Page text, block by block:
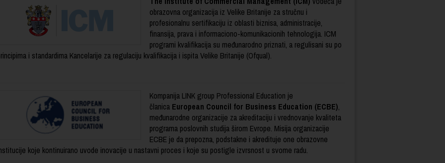
obrazovna organizacija iz Velike Britanije za stručnu i
profesionalnu sertifikaciju iz oblasti biznisa, administracije,
finansija, prava i informaciono-komunikacionih tehnologija. ICM
programi kvalifikacija su međunarodno priznati, a regulisani su po
i standardima Kancelarije za regulaciju kvalifikacija i ispita Velike Britanije (Ofqual).
Kompanija LINK group Professional Education je
članica European Council for Business Education (ECBE),
međunarodne organizacije za akreditaciju i vrednovanje kvaliteta
programa poslovnih studija širom Evrope. Misija organizacije
ECBE je da prepozna, podstakne i akredituje one obrazovne
koje kontinuirano uvode inovacije u nastavni proces i koje su postigle izvrsnost u svome radu.